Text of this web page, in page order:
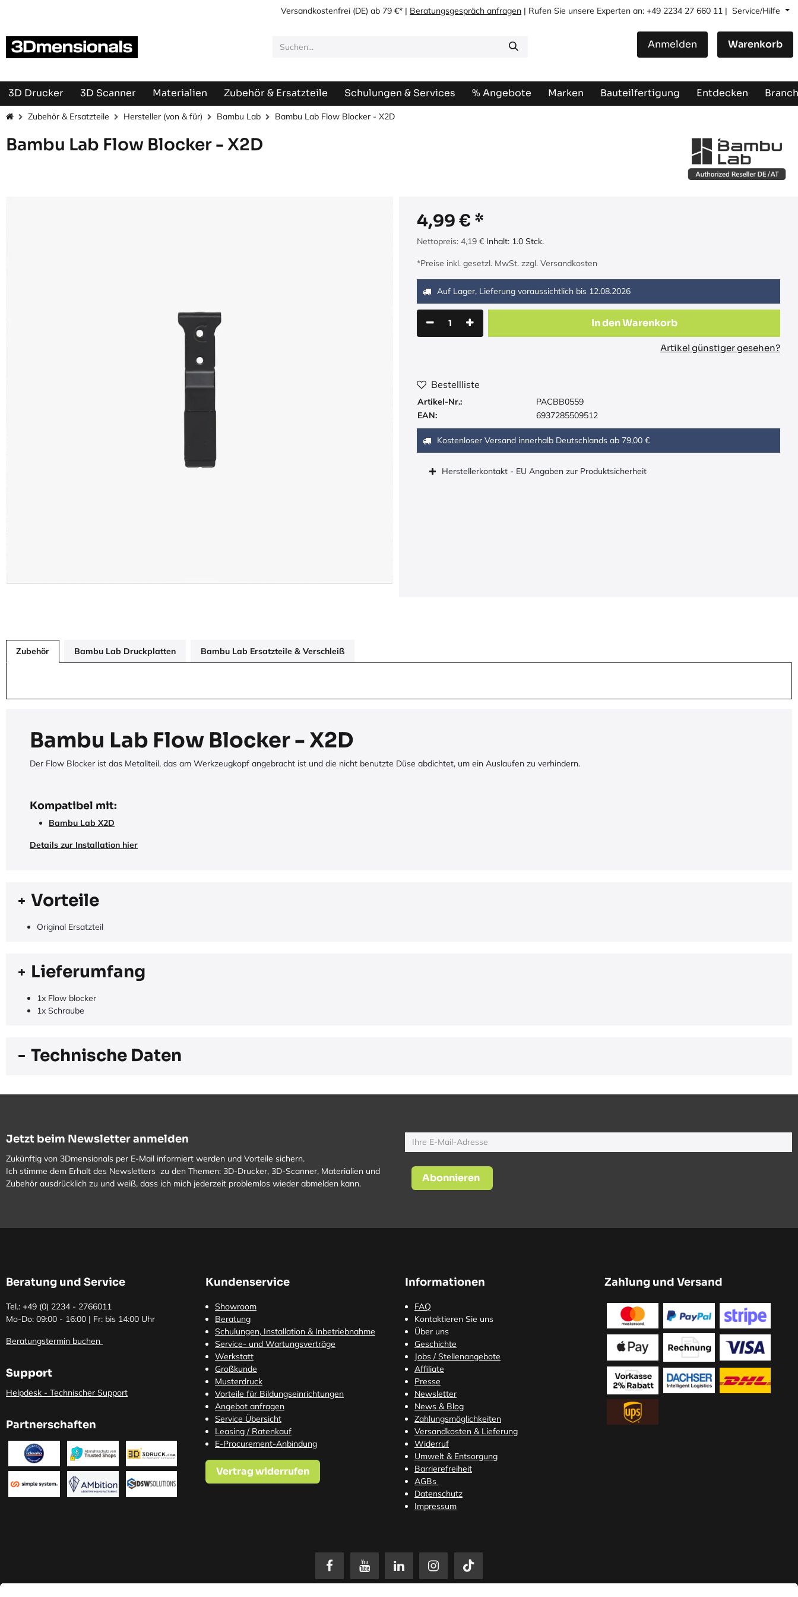
Versandkostenfrei (DE) ab 79 €* | Beratungsgespräch anfragen | Rufen Sie unsere Experten an: +49 2234 27 660 11 | Service/Hilfe
Anmelden Warenkorb
3D Drucker 3D Scanner Materialien Zubehör & Ersatzteile Schulungen & Services % Angebote Marken Bauteilfertigung Entdecken
Zubehör & Ersatzteile Hersteller (von & für) Bambu Lab Bambu Lab Flow Blocker - X2D
Bambu Lab Flow Blocker - X2D
4,99 €
Nettopreis: 4,19 € Inhalt: 1.0 Stck.
*Preise inkl. gesetzl. MwSt. zzgl. Versandkosten
Auf Lager, Lieferung voraussichtlich bis 12.08.2026
In den Warenkorb
Artikel günstiger gesehen?
Bestellliste
Artikel-Nr.:
PACBB0559
EAN:
6937285509512
Kostenloser Versand innerhalb Deutschlands ab 79,00 €
Herstellerkontakt - EU Angaben zur Produktsicherheit
Zubehör Bambu Lab Druckplatten Bambu Lab Ersatzteile & Verschleiß
Bambu Lab Flow Blocker - X2D
Der Flow Blocker ist das Metallteil, das am Werkzeugkopf angebracht ist und die nicht benutzte Düse abdichtet, um ein Auslaufen zu verhindern.
Kompatibel mit:
Bambu Lab X2D
Details zur Installation hier
Vorteile
Original Ersatzteil
Lieferumfang
1x Flow blocker
1x Schraube
Technische Daten
Jetzt beim Newsletter anmelden
Zukünftig von 3Dmensionals per E-Mail informiert werden und Vorteile sichern.
Ich stimme dem Erhalt des Newsletters zu den Themen: 3D-Drucker, 3D-Scanner, Materialien und
Zubehör ausdrücklich zu und weiß, dass ich mich jederzeit problemlos wieder abmelden kann.
Abonnieren
Beratung und Service
Tel.: +49 (0) 2234 - 2766011
Mo-Do: 09:00 - 16:00 | Fr: bis 14:00 Uhr
Beratungstermin buchen
Support
Helpdesk - Technischer Support
Partnerschaften
Kundenservice
Showroom
Beratung
Schulungen, Installation & Inbetriebnahme
Service- und Wartungsverträge
Werkstatt
Großkunde
Musterdruck
Vorteile für Bildungseinrichtungen
Angebot anfragen
Service Übersicht
Leasing / Ratenkauf
E-Procurement-Anbindung
Vertrag widerrufen
Informationen
FAQ
Kontaktieren Sie uns
Über uns
Geschichte
Jobs / Stellenangebote
Affiliate
Presse
Newsletter
News & Blog
Zahlungsmöglichkeiten
Versandkosten & Lieferung
Widerruf
Umwelt & Entsorgung
Barrierefreiheit
AGBs
Datenschutz
Impressum
Zahlung und Versand